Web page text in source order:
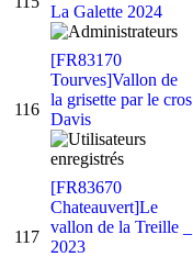
La Galette 2024
116
[FR83170
Tourves]Vallon de
la grisette par le cros
Davis
117
[FR83670
Chateauvert]Le
vallon de la Treille _
2023